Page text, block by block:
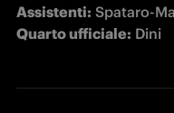
Assistenti:
Quarto ufficiale: Dini